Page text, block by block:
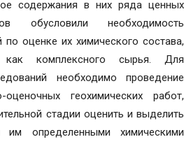
содержания в них ряда ценных
обусловили необходимость
оценке их химического состава,
комплексного сырья. Для
необходимо проведение
геохимических работ,
стадии оценить и выделить
им определенными химическими